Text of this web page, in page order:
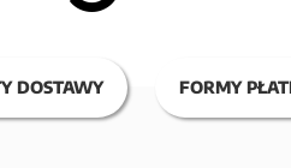
DOSTAWY FORMY